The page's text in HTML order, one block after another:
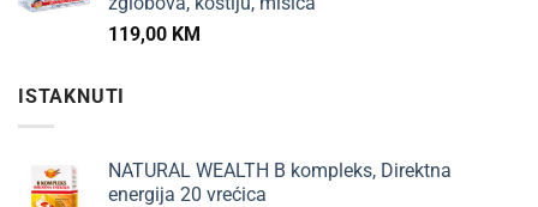
119,00 KM
ISTAKNUTI
NATURAL WEALTH B kompleks, Direktna
energija 20 vrećica